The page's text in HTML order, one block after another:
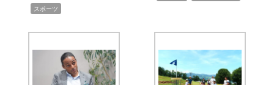
スポーツ